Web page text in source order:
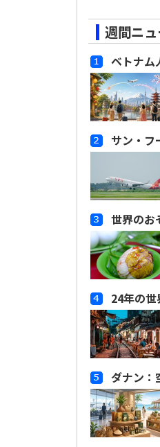
週間ニ
ベトナム
サン・フ
世界のお
24年の
ダナン：